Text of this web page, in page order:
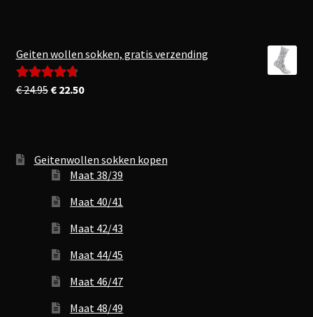
Geiten wollen sokken, gratis verzending
Gewaardeerd
€24.95 Oorspronkelijke
€22.50Huidige
Geitenwollen sokken kopen
Maat 38/39
Maat 40/41
Maat 42/43
Maat 44/45
Maat 46/47
Maat 48/49